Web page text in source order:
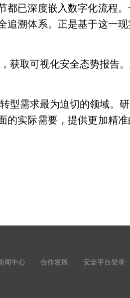
已深度嵌入数字化流程
溯体系。正是基于这一
获取可视化安全态势报告
型需求最为迫切的领域。
实际需要，提供更加精
闻中心 合作发展 安全平台登录